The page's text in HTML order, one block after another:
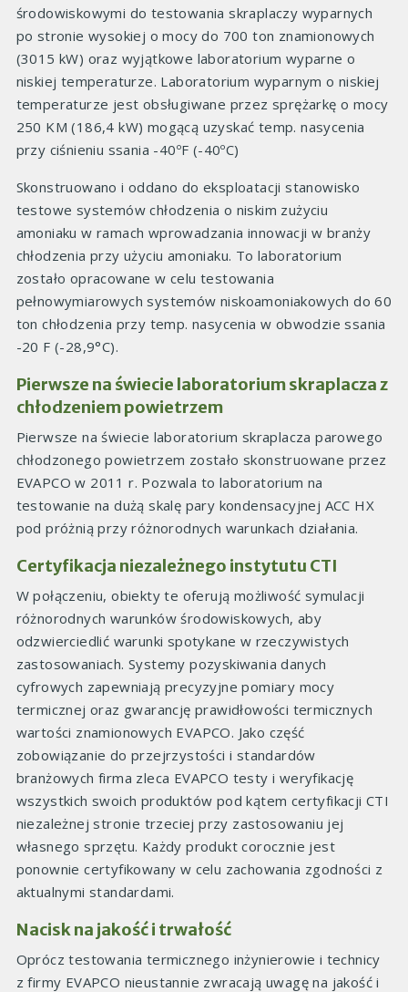
środowiskowymi do testowania skraplaczy wyparnych
po stronie wysokiej o mocy do 700 ton znamionowych
(3015 kW) oraz wyjątkowe laboratorium wyparne o
niskiej temperaturze. Laboratorium wyparnym o niskiej
temperaturze jest obsługiwane przez sprężarkę o mocy
250 KM (186,4 kW) mogącą uzyskać temp. nasycenia
przy ciśnieniu ssania -40ºF (-40ºC)
Skonstruowano i oddano do eksploatacji stanowisko
testowe systemów chłodzenia o niskim zużyciu
amoniaku w ramach wprowadzania innowacji w branży
chłodzenia przy użyciu amoniaku. To laboratorium
zostało opracowane w celu testowania
pełnowymiarowych systemów niskoamoniakowych do 60
ton chłodzenia przy temp. nasycenia w obwodzie ssania
-20 F (-28,9°C).
Pierwsze na świecie laboratorium skraplacza z
chłodzeniem powietrzem
Pierwsze na świecie laboratorium skraplacza parowego
chłodzonego powietrzem zostało skonstruowane przez
EVAPCO w 2011 r. Pozwala to laboratorium na
testowanie na dużą skalę pary kondensacyjnej ACC HX
pod próżnią przy różnorodnych warunkach działania.
Certyfikacja niezależnego instytutu CTI
W połączeniu, obiekty te oferują możliwość symulacji
różnorodnych warunków środowiskowych, aby
odzwierciedlić warunki spotykane w rzeczywistych
zastosowaniach. Systemy pozyskiwania danych
cyfrowych zapewniają precyzyjne pomiary mocy
termicznej oraz gwarancję prawidłowości termicznych
wartości znamionowych EVAPCO. Jako część
zobowiązanie do przejrzystości i standardów
branżowych firma zleca EVAPCO testy i weryfikację
wszystkich swoich produktów pod kątem certyfikacji CTI
niezależnej stronie trzeciej przy zastosowaniu jej
własnego sprzętu. Każdy produkt corocznie jest
ponownie certyfikowany w celu zachowania zgodności z
aktualnymi standardami.
Nacisk na jakość i trwałość
Oprócz testowania termicznego inżynierowie i technicy
z firmy EVAPCO nieustannie zwracają uwagę na jakość i